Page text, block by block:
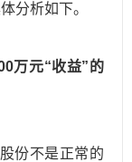
分析如下。
万元“收益”的
份不是正常的